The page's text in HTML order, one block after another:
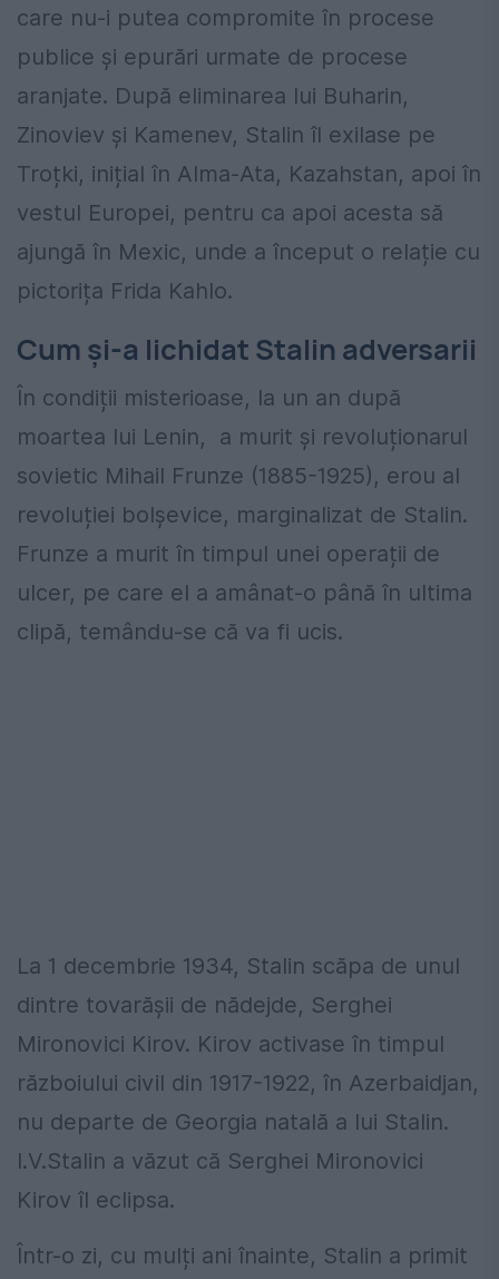
care nu-i putea compromite în procese
publice și epurări urmate de procese
aranjate. După eliminarea lui Buharin,
Zinoviev și Kamenev, Stalin îl exilase pe
Troțki, inițial în Alma-Ata, Kazahstan, apoi în
vestul Europei, pentru ca apoi acesta să
ajungă în Mexic, unde a început o relație cu
pictorița Frida Kahlo.
Cum și-a lichidat Stalin adversarii
În condiții misterioase, la un an după
moartea lui Lenin, a murit și revoluționarul
sovietic Mihail Frunze (1885-1925), erou al
revoluției bolșevice, marginalizat de Stalin.
Frunze a murit în timpul unei operații de
ulcer, pe care el a amânat-o până în ultima
clipă, temându-se că va fi ucis.
La 1 decembrie 1934, Stalin scăpa de unul
dintre tovarășii de nădejde, Serghei
Mironovici Kirov. Kirov activase în timpul
războiului civil din 1917-1922, în Azerbaidjan,
nu departe de Georgia natală a lui Stalin.
I.V.Stalin a văzut că Serghei Mironovici
Kirov îl eclipsa.
Într-o zi, cu mulți ani înainte, Stalin a primit